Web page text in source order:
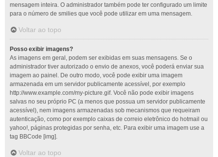
mensagem inteira. O administrador também pode ter configurado um limite
para o número de smilies que você pode utilizar em uma mensagem.
Voltar ao topo
Posso exibir imagens?
As imagens em geral, podem ser exibidas em suas mensagens. Se o
administrador tiver autorizado o envio de anexos, você poderá enviar sua
imagem ao painel. De outro modo, você pode exibir uma imagem
armazenada em um servidor publicamente acessível, por exemplo
http://www.example.com/my-picture.gif. Você não pode exibir imagens
salvas no seu próprio PC (a menos que possua um servidor publicamente
acessível), nem imagens armazenadas sob mecanismos que requeiram
autenticação, como por exemplo caixas de correio eletrônico do hotmail ou
yahoo!, páginas protegidas por senha, etc. Para exibir uma imagem use a
tag BBCode [img].
Voltar ao topo